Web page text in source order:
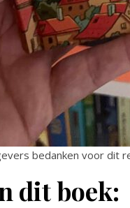
bedanken voor dit
dit boek: